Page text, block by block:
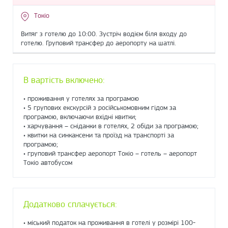
Токіо
Витяг з готелю до 10:00. Зустріч водієм біля входу до
готелю. Груповий трансфер до аеропорту на шатлі.
В вартість включено:
• проживання у готелях за програмою
• 5 групових екскурсій з російськомовним гідом за
програмою, включаючи вхідні квитки;
• харчування – сніданки в готелях, 2 обіди за програмою;
• квитки на синкансени та проїзд на транспорті за
програмою;
• груповий трансфер аеропорт Токіо – готель – аеропорт
Токіо автобусом
Додатково сплачується:
• міський податок на проживання в готелі у розмірі 100-